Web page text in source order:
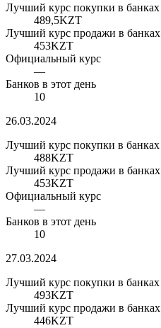
Лучший курс покупки в банках
489,5KZT
Лучший курс продажи в банках
453KZT
Официальный курс
—
Банков в этот день
10
26.03.2024
Лучший курс покупки в банках
488KZT
Лучший курс продажи в банках
453KZT
Официальный курс
—
Банков в этот день
10
27.03.2024
Лучший курс покупки в банках
493KZT
Лучший курс продажи в банках
446KZT